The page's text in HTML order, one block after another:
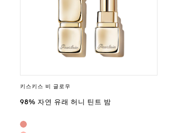
키스키스 비 글로우
98% 자연 유래 허니 틴트 밤